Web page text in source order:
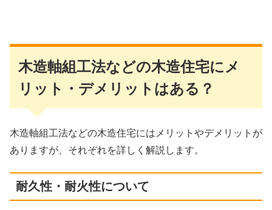
木造軸組工法などの木造住宅にメ
リット・デメリットはある？
木造軸組工法などの木造住宅にはメリットやデメリットが
ありますが、それぞれを詳しく解説します。
耐久性・耐火性について